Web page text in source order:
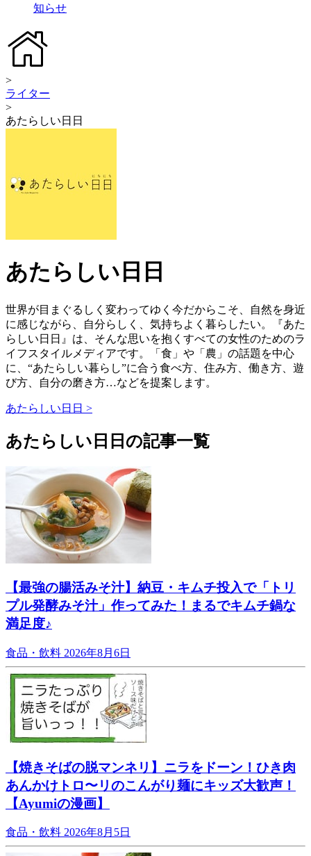
知らせ
>
ライター
>
あたらしい日日
あたらしい日日
世界が目まぐるしく変わってゆく今だからこそ、自然を身近
に感じながら、自分らしく、気持ちよく暮らしたい。『あた
らしい日日』は、そんな思いを抱くすべての女性のためのラ
イフスタイルメディアです。「食」や「農」の話題を中心
に、“あたらしい暮らし”に合う食べ方、住み方、働き方、遊
び方、自分の磨き方…などを提案します。
あたらしい日日 >
あたらしい日日の記事一覧
【最強の腸活みそ汁】納豆・キムチ投入で「トリ
プル発酵みそ汁」作ってみた！まるでキムチ鍋な
満足度♪
食品・飲料 2026年8月6日
【焼きそばの脱マンネリ】ニラをドーン！ひき肉
あんかけトロ〜リのこんがり麺にキッズ大歓声！
【Ayumiの漫画】
食品・飲料 2026年8月5日